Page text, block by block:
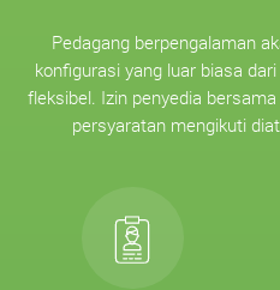
Pedagang berpengalaman
konfigurasi yang luar biasa
fleksibel. Izin penyedia
persyaratan mengikuti